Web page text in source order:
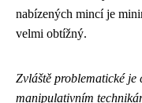
nabízených mincí je
velmi obtížný.
Zvláště problematické
manipulativním